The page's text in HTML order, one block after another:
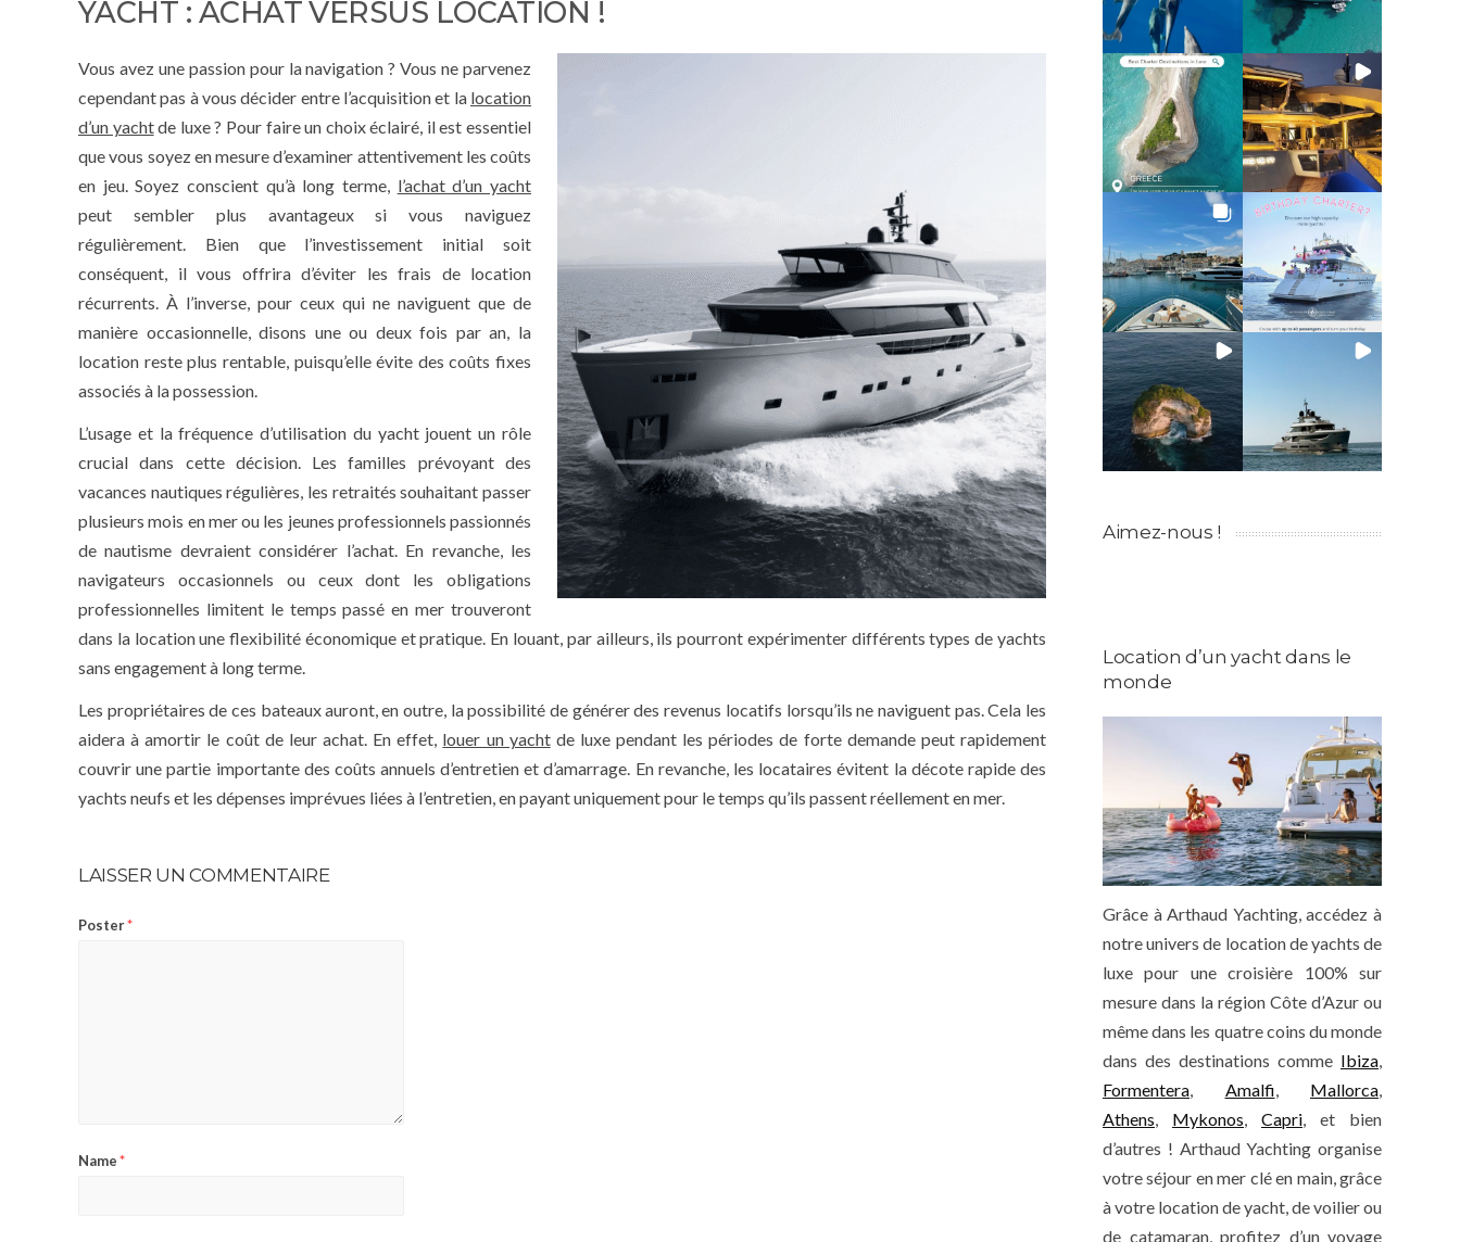
YACHT : ACHAT VERSUS LOCATION !
Vous avez une passion pour la navigation ? Vous ne parvenez
cependant pas à vous décider entre l’acquisition et la location
d’un yachtde luxe ? Pour faire un choix éclairé, il est essentiel
que vous soyez en mesure d’examiner attentivement les coûts
en jeu. Soyez conscient qu’à long terme, l’achat d’un yacht
peut sembler plus avantageux si vous naviguez
régulièrement. Bien que l’investissement initial soit
conséquent, il vous offrira d’éviter les frais de location
récurrents. À l’inverse, pour ceux qui ne naviguent que de
manière occasionnelle, disons une ou deux fois par an, la
location reste plus rentable, puisqu’elle évite des coûts fixes
associés à la possession.
L’usage et la fréquence d’utilisation du yacht jouent un rôle
crucial dans cette décision. Les familles prévoyant des
vacances nautiques régulières, les retraités souhaitant passer
plusieurs mois en mer ou les jeunes professionnels passionnés
de nautisme devraient considérer l’achat. En revanche, les
navigateurs occasionnels ou ceux dont les obligations
professionnelles limitent le temps passé en mer trouveront
dans la location une flexibilité économique et pratique. En louant, par ailleurs, ils pourront expérimenter différents types de yachts
sans engagement à long terme.
Les propriétaires de ces bateaux auront, en outre, la possibilité de générer des revenus locatifs lorsqu’ils ne naviguent pas. Cela les
aidera à amortir le coût de leur achat. En effet, louer un yachtde luxe pendant les périodes de forte demande peut rapidement
couvrir une partie importante des coûts annuels d’entretien et d’amarrage. En revanche, les locataires évitent la décote rapide des
yachts neufs et les dépenses imprévues liées à l’entretien, en payant uniquement pour le temps qu’ils passent réellement en mer.
LAISSER UN COMMENTAIRE
Poster*
Name*
Aimez-nous !
Location d’un yacht dans le
monde
Grâce à Arthaud Yachting, accédez à
notre univers de location de yachts de
luxe pour une croisière 100% sur
mesure dans la région Côte d’Azur ou
même dans les quatre coins du monde
dans des destinations comme Ibiza,
Formentera, Amalfi, Mallorca,
Athens, Mykonos, Capri, et bien
d’autres ! Arthaud Yachting organise
votre séjour en mer clé en main, grâce
à votre location de yacht, de voilier ou
de catamaran, profitez d’un voyage